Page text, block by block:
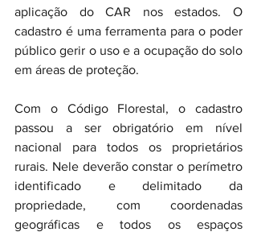
aplicação do CAR nos estados. O
cadastro é uma ferramenta para o poder
público gerir o uso e a ocupação do solo
em áreas de proteção.
Com o Código Florestal, o cadastro
passou a ser obrigatório em nível
nacional para todos os proprietários
rurais. Nele deverão constar o perímetro
identificado e delimitado da
propriedade, com coordenadas
geográficas e todos os espaços